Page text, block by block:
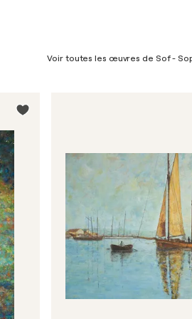
Voir toutes les œuvres de Sof -